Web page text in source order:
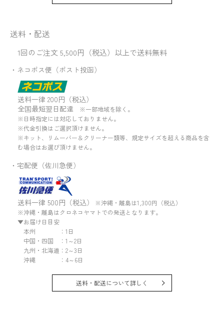
送料・配送
1回のご注文 5,500円（税込）以上で送料無料
・ネコポス便（ポスト投函）
送料一律 200円（税込）
全国最短翌日配達 ※一部地域を除く。
※日時指定には対応しておりません。
※代金引換はご選択頂けません。
※キット、リムーバー＆クリーナー類等、規定サイズを超える商品を含
む場合はお選び頂けません。
・宅配便（佐川急便）
送料一律 500円（税込）
※沖縄・離島は1,300円（税込）
※沖縄・離島はクロネコヤマトでの発送となります。
▼お届け日目安
本州 ：1日
中国・四国 ：1～2日
九州・北海道：2～3日
沖縄 ：4～6日
送料・配送について詳しく